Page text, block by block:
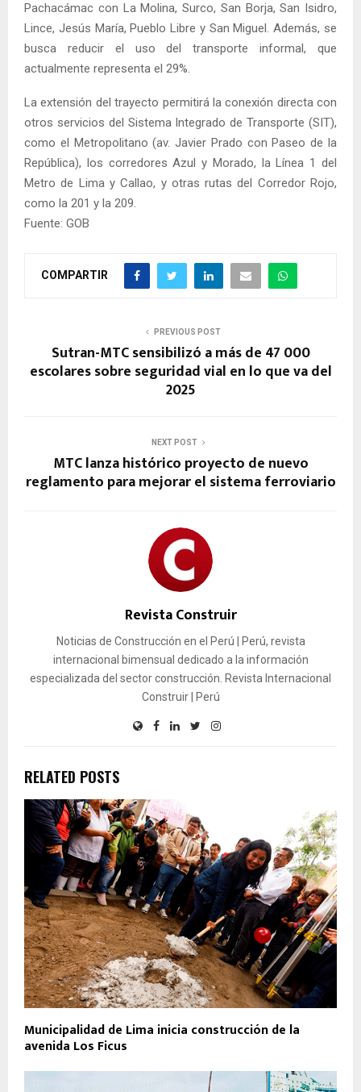
Pachacámac con La Molina, Surco, San Borja, San Isidro,
Lince, Jesús María, Pueblo Libre y San Miguel. Además, se
busca reducir el uso del transporte informal, que
actualmente representa el 29%.
La extensión del trayecto permitirá la conexión directa con
otros servicios del Sistema Integrado de Transporte (SIT),
como el Metropolitano (av. Javier Prado con Paseo de la
República), los corredores Azul y Morado, la Línea 1 del
Metro de Lima y Callao, y otras rutas del Corredor Rojo,
como la 201 y la 209.
Fuente: GOB
COMPARTIR
PREVIOUS POST
Sutran-MTC sensibilizó a más de 47 000
escolares sobre seguridad vial en lo que va del
2025
NEXT POST
MTC lanza histórico proyecto de nuevo
reglamento para mejorar el sistema ferroviario
Revista Construir
Noticias de Construcción en el Perú | Perú, revista
internacional bimensual dedicado a la información
especializada del sector construcción. Revista Internacional
Construir | Perú
RELATED POSTS
Municipalidad de Lima inicia construcción de la
avenida Los Ficus